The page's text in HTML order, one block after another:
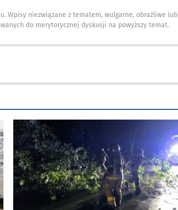
Wpisy niezwiązane z tematem, wulgarne, obraźliwe lub
do merytorycznej dyskusji na powyższy temat.